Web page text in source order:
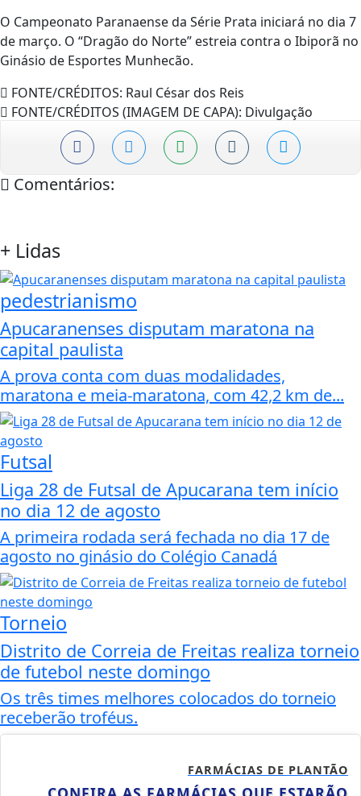
O Campeonato Paranaense da Série Prata iniciará no dia 7
de março. O “Dragão do Norte” estreia contra o Ibiporã no
Ginásio de Esportes Munhecão.
FONTE/CRÉDITOS: Raul César dos Reis
FONTE/CRÉDITOS (IMAGEM DE CAPA): Divulgação
Comentários:
+ Lidas
pedestrianismo
Apucaranenses disputam maratona na
capital paulista
A prova conta com duas modalidades,
maratona e meia-maratona, com 42,2 km de...
Futsal
Liga 28 de Futsal de Apucarana tem início
no dia 12 de agosto
A primeira rodada será fechada no dia 17 de
agosto no ginásio do Colégio Canadá
Torneio
Distrito de Correia de Freitas realiza torneio
de futebol neste domingo
Os três times melhores colocados do torneio
receberão troféus.
FARMÁCIAS DE PLANTÃO